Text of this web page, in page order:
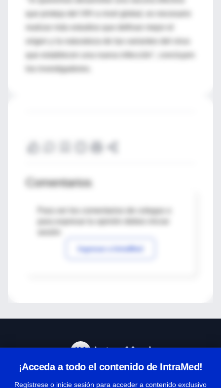
origen y la naturaleza de las variantes del virus
los investigadores.
Comentarios
Para ver los comentarios de colegas o
Ingresar a IntraMed
¡Acceda a todo el contenido de IntraMed!
Regístrese o inicie sesión para acceder a contenido exclusivo